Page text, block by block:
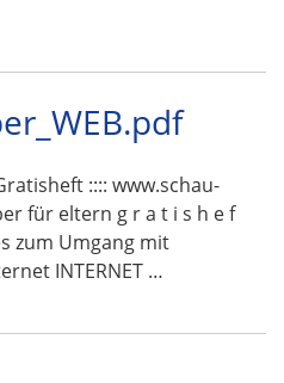
:::: www.schau-
für eltern g r a t i s h e f
zum Umgang mit
INTERNET …